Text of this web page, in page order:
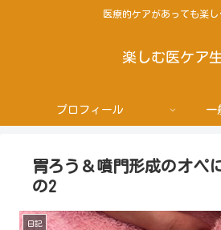
医療的ケアがあっても楽し
楽しむ医ケア
プロフィール 一
胃ろう＆噴門形成のオ
の2
日記